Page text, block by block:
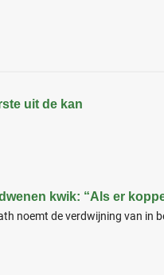
uit de kan
kwik: “Als er
noemt de verdwijning van in